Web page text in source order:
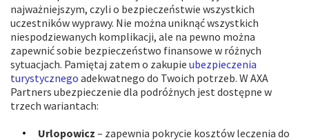
najważniejszym, czyli o bezpieczeństwie wszystkich
uczestników wyprawy. Nie można uniknąć wszystkich
niespodziewanych komplikacji, ale na pewno można
zapewnić sobie bezpieczeństwo finansowe w różnych
sytuacjach. Pamiętaj zatem o zakupie ubezpieczenia
turystycznego adekwatnego do Twoich potrzeb. W AXA
Partners ubezpieczenie dla podróżnych jest dostępne w
trzech wariantach:
Urlopowicz – zapewnia pokrycie kosztów leczenia do